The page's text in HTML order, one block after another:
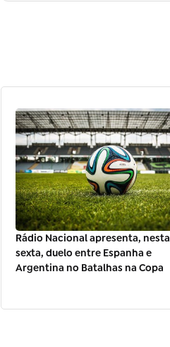
Rádio Nacional apresenta, nesta
sexta, duelo entre Espanha e
Argentina no Batalhas na Copa